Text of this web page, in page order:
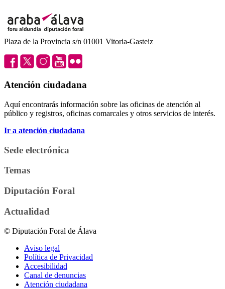
Plaza de la Provincia s/n 01001 Vitoria-Gasteiz
Atención ciudadana
Aquí encontrarás información sobre las oficinas de atención al
público y registros, oficinas comarcales y otros servicios de interés.
Ir a atención ciudadana
Sede electrónica
Temas
Diputación Foral
Actualidad
© Diputación Foral de Álava
Aviso legal
Política de Privacidad
Accesibilidad
Canal de denuncias
Atención ciudadana